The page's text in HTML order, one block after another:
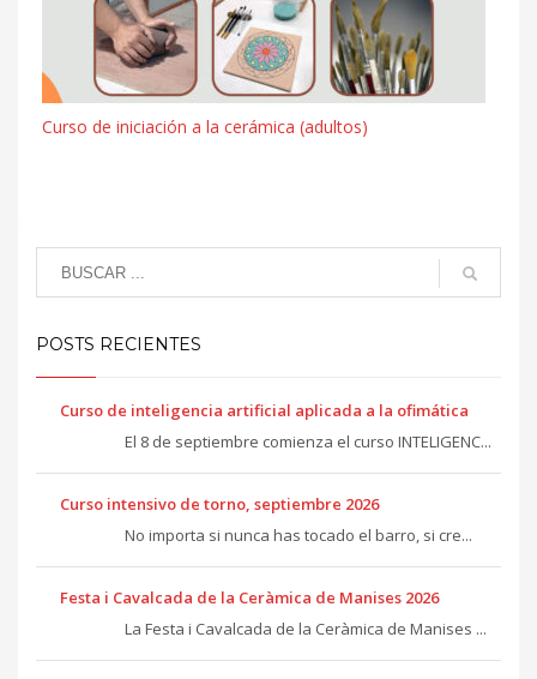
Curso de iniciación a la cerámica (adultos)
POSTS RECIENTES
Curso de inteligencia artificial aplicada a la ofimática
El 8 de septiembre comienza el curso INTELIGENC...
Curso intensivo de torno, septiembre 2026
No importa si nunca has tocado el barro, si cre...
Festa i Cavalcada de la Ceràmica de Manises 2026
La Festa i Cavalcada de la Ceràmica de Manises ...